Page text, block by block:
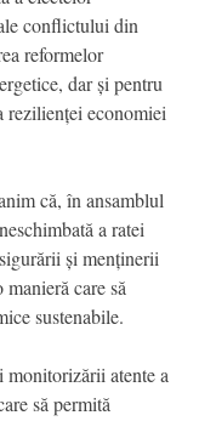
conflictului din
reformelor
dar și pentru
rezilienței economiei
că, în ansamblul
a ratei
și menținerii
care să
sustenabile.
monitorizării atente a
să permită